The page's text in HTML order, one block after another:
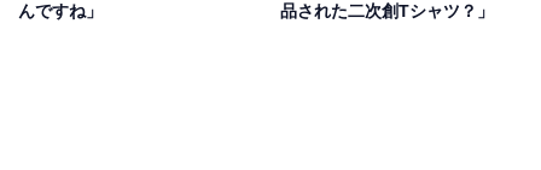
んですね」
品された二次創Tシャツ？」